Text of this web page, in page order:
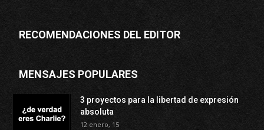
RECOMENDACIONES DEL EDITOR
MENSAJES POPULARES
3 proyectos para la libertad de expresión
absoluta
12 enero, 15